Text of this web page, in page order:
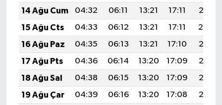
14 Ağu Cum
04:32 06:11 13:21 17:11
20:21
15 Ağu Cts
04:33 06:12 13:21 17:11
20:19
16 Ağu Paz
04:35 06:13 13:21 17:10
20:18
17 Ağu Pts
04:36 06:14 13:20 17:09
20:16
18 Ağu Sal
04:38 06:15 13:20 17:09
20:15
19 Ağu Çar
04:39 06:16 13:20 17:08
20:13